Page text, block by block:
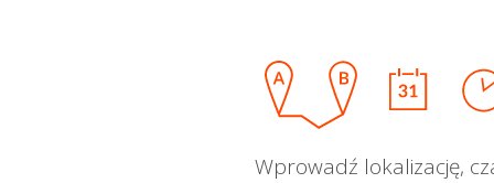
Wprowadź lokalizację,